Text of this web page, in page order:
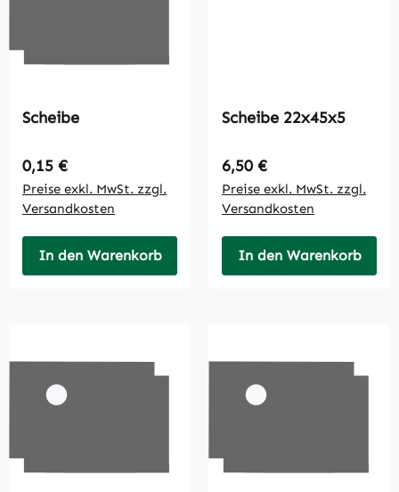
Scheibe
Regulärer Preis:
0,15 €
Preise exkl. MwSt. zzgl.
Versandkosten
In den Warenkorb
Scheibe 22x45x5
Regulärer Preis:
6,50 €
Preise exkl. MwSt. zzgl.
Versandkosten
In den Warenkorb